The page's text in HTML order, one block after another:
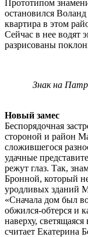
Прототипом
остановился Воланд
квартира в этом
Сейчас в нее водят
разрисованы
Знак на
Новый замес
Беспорядочная
стороной и район
сложившегося
удачные
режут глаз. Так,
Бронной, который
уродливых зданий
«Сначала дом был
обжился-обтерся и
наверху,
считает Екатерина